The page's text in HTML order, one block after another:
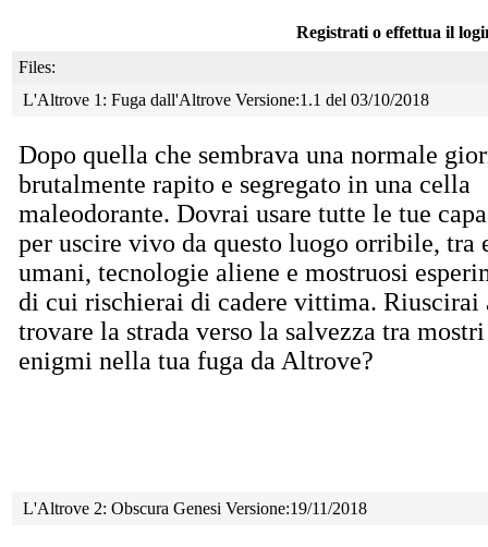
Registrati o effettua il
Files:
L'Altrove 1: Fuga dall'Altrove Versione:1.1 del 03/10/2018
Dopo quella che sembrava una normale
brutalmente rapito e segregato in una cella
maleodorante. Dovrai usare tutte le tue
per uscire vivo da questo luogo orribile, tra
umani, tecnologie aliene e mostruosi
di cui rischierai di cadere vittima. Riuscirai
trovare la strada verso la salvezza tra
enigmi nella tua fuga da Altrove?
L'Altrove 2: Obscura Genesi Versione:19/11/2018